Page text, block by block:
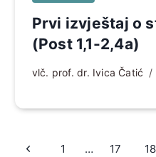
Prvi izvještaj o
(Post 1,1-2,4a)
vlč. prof. dr. Ivica Čatić
Page
Prethodna
1 … 17 18